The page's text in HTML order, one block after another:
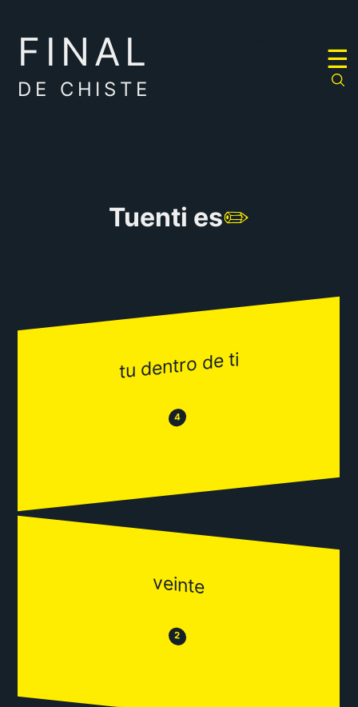
FINAL
DE CHISTE
☰
Tuenti es✏️
tu dentro de ti
😒 4 😂
veinte
😒 2 😂